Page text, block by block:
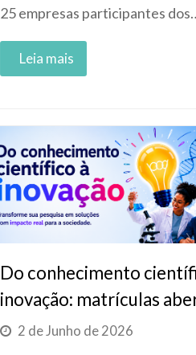
25 empresas participantes
Do conhecimento
inovação: matrículas
2 de Junho de 2026